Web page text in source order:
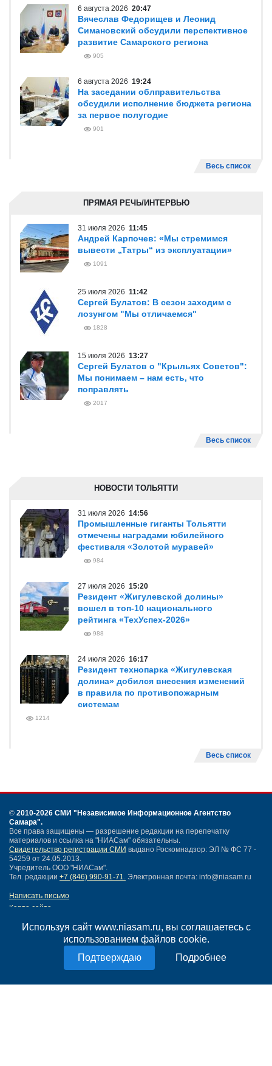
Используя сайт www.niasam.ru, вы соглашаетесь с
использованием файлов cookie.
Подробнее
6 августа 2026 20:47
Вячеслав Федорищев и Леонид
Симановский обсудили перспективное
развитие Самарского региона
905
6 августа 2026 19:24
На заседании облправительства
обсудили исполнение бюджета региона
за первое полугодие
901
Весь список
ПРЯМАЯ РЕЧЬ/ИНТЕРВЬЮ
31 июля 2026 11:45
Андрей Карпочев: «Мы стремимся
вывести „Татры“ из эксплуатации»
1091
25 июля 2026 11:42
Сергей Булатов: В сезон заходим с
лозунгом "Мы отличаемся"
1828
15 июля 2026 13:27
Сергей Булатов о "Крыльях Советов":
Мы понимаем – нам есть, что
поправлять
2017
Весь список
НОВОСТИ ТОЛЬЯТТИ
31 июля 2026 14:56
Промышленные гиганты Тольятти
отмечены наградами юбилейного
фестиваля «Золотой муравей»
984
27 июля 2026 15:20
Резидент «Жигулевской долины»
вошел в топ-10 национального
рейтинга «ТехУспех-2026»
988
24 июля 2026 16:17
Резидент технопарка «Жигулевская
долина» добился внесения изменений
в правила по противопожарным
системам
1214
Весь список
© 2010-2026 СМИ "Независимое Информационное Агентство
Самара".
Все права защищены — разрешение редакции на перепечатку
материалов и ссылка на "НИАСам" обязательны.
Свидетельство регистрации СМИ выдано Роскомнадзор: ЭЛ № ФС 77 -
54259 от 24.05.2013.
Учредитель ООО "НИАСам".
Тел. редакции +7 (846) 990-91-71. Электронная почта: info@niasam.ru
Написать письмо
Карта сайта
Политика конфиденциальности
Согласие на обработку персональных данных